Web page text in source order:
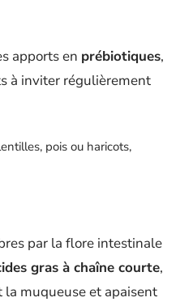
apports en prébiotiques,
à inviter régulièrement
pois ou haricots,
par la flore intestinale
gras à chaîne courte,
muqueuse et apaisent